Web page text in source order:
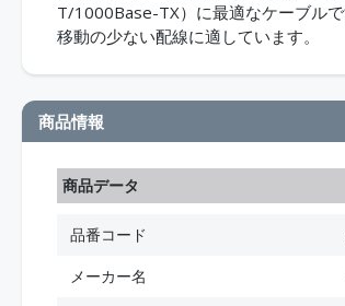
T/1000Base-TX）に最適なケーブル
移動の少ない配線に適しています。
商品情報
商品データ
品番コード
メーカー名